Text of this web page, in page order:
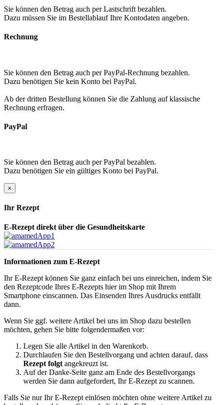
Sie können den Betrag auch per Lastschrift bezahlen.
Dazu müssen Sie im Bestellablauf Ihre Kontodaten angeben.
Rechnung
Sie können den Betrag auch per PayPal-Rechnung bezahlen.
Dazu benötigen Sie kein Konto bei PayPal.
Ab der dritten Bestellung können Sie die Zahlung auf klassische
Rechnung erfragen.
PayPal
Sie können den Betrag auch per PayPal bezahlen.
Dazu benötigen Sie ein gültiges Konto bei PayPal.
×
Ihr Rezept
E-Rezept direkt über die Gesundheitskarte
Informationen zum E-Rezept
Ihr E-Rezept können Sie ganz einfach bei uns einreichen, indem Sie
den Rezeptcode Ihres E-Rezepts hier im Shop mit Ihrem
Smartphone einscannen. Das Einsenden Ihres Ausdrucks entfällt
dann.
Wenn Sie ggf. weitere Artikel bei uns im Shop dazu bestellen
möchten, gehen Sie bitte folgendermaßen vor:
Legen Sie alle Artikel in den Warenkorb.
Durchlaufen Sie den Bestellvorgang und achten darauf, dass
Rezept folgt angekreuzt ist.
Auf der Danke-Seite ganz am Ende des Bestellvorgangs
werden Sie dann aufgefordert, Ihr E-Rezept zu scannen.
Falls Sie nur Ihr E-Rezept einlösen möchten ohne weitere Artikel zu